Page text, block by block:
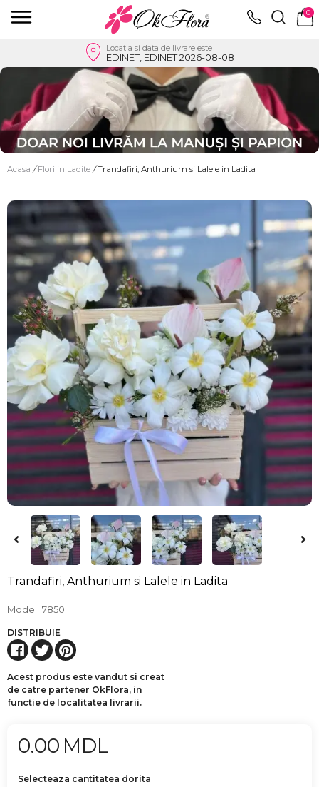
0
Locatia si data de livrare este
EDINET, EDINET 2026-08-08
Acasa / Flori in Ladite / Trandafiri, Anthurium si Lalele in Ladita
Trandafiri, Anthurium si Lalele in Ladita
Model 7850
DISTRIBUIE
Acest produs este vandut si creat
de catre partener OkFlora, in
functie de localitatea livrarii.
0.00 MDL
Selecteaza cantitatea dorita